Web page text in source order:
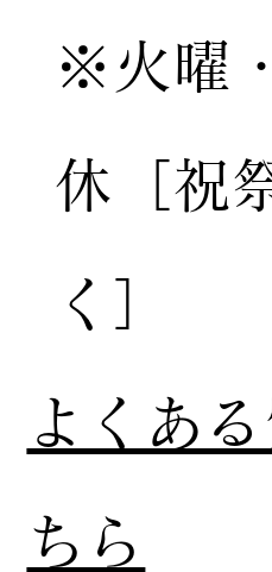
※火曜
休［祝
く］
よくあ
ちら